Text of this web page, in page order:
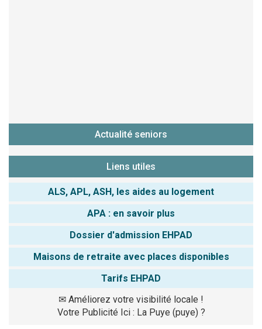
Actualité seniors
Liens utiles
ALS, APL, ASH, les aides au logement
APA : en savoir plus
Dossier d'admission EHPAD
Maisons de retraite avec places disponibles
Tarifs EHPAD
✉ Améliorez votre visibilité locale !
Votre Publicité Ici : La Puye (puye) ?